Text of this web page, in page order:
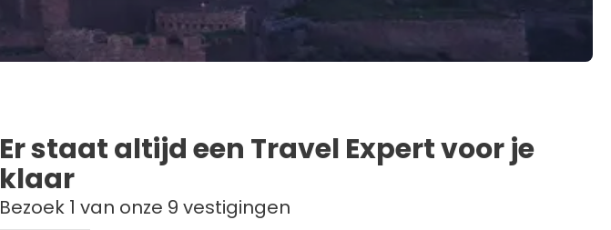
Er staat altijd een Travel Expert voor je
klaar
Bezoek 1 van onze 9 vestigingen